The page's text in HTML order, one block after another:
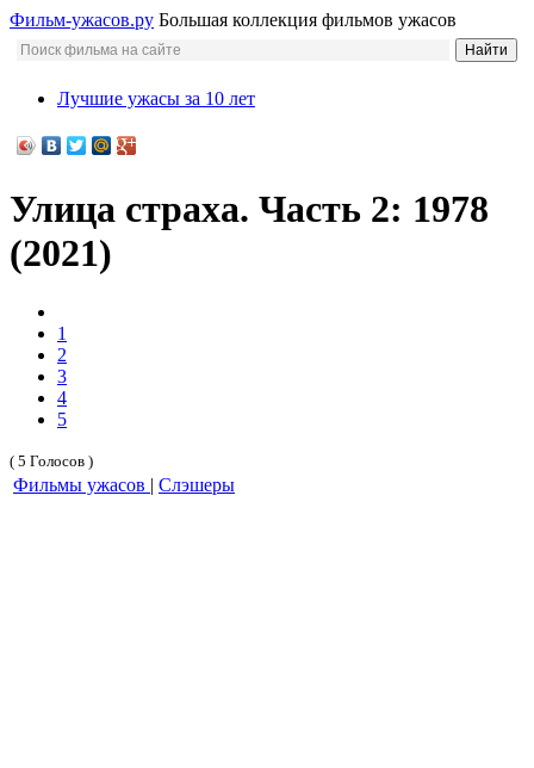
Фильм-ужасов.ру Большая коллекция фильмов ужасов
Лучшие ужасы за 10 лет
Улица страха. Часть 2: 1978
(2021)
1
2
3
4
5
( 5 Голосов )
Фильмы ужасов | Слэшеры